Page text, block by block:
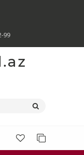
99